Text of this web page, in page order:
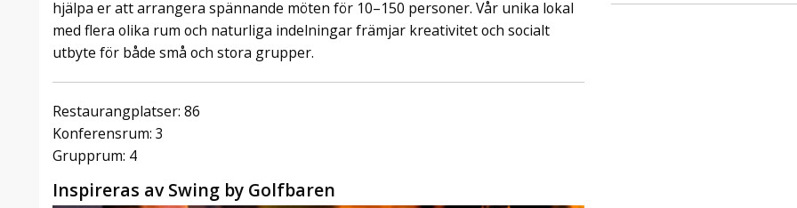
hjälpa er att arrangera spännande möten för 10–150 personer. Vår unika lokal
med flera olika rum och naturliga indelningar främjar kreativitet och socialt
utbyte för både små och stora grupper.
Restaurangplatser: 86
Konferensrum: 3
Grupprum: 4
Inspireras av Swing by Golfbaren